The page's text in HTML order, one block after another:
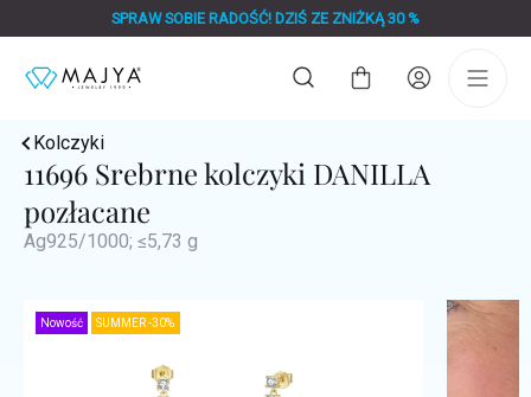
do
SPRAW SOBIE RADOŚĆ! DZIŚ ZE ZNIŻKĄ 30 %
Koszyk
Kolczyki
11696 Srebrne kolczyki DANILLA
pozłacane
Ag925/1000; ≤5,73 g
Nowość SUMMER -30%